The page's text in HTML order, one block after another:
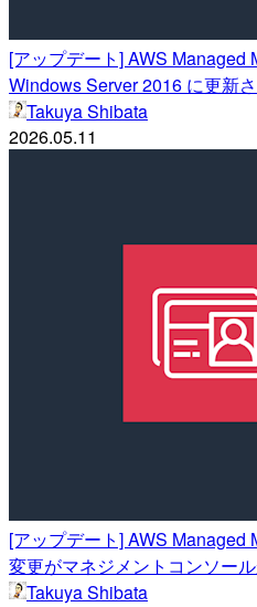
[アップデート] AWS Managed
Windows Server 2016 に更新
Takuya Shibata
2026.05.11
[アップデート] AWS Managed
変更がマネジメントコンソー
Takuya Shibata